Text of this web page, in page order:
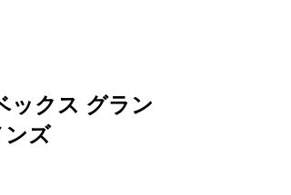
ックス グラン
ンズ